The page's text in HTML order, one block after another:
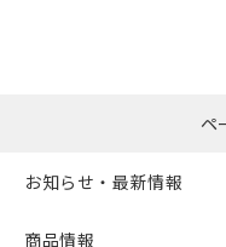
ペ
お知らせ・最新情報
商品情報